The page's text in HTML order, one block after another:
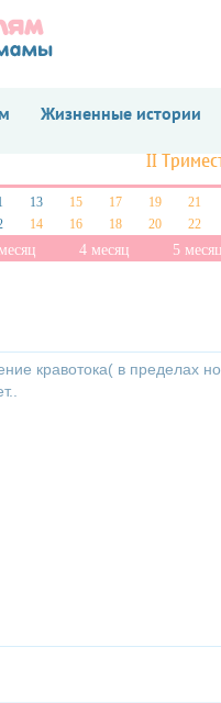
Жизненные истории
II
13 15 17 19 21
14 16 18 20 22
4 месяц 5 месяц
кравотока( в пределах